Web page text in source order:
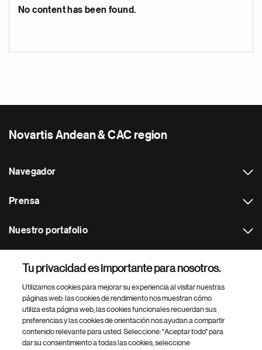
No content has been found.
Novartis Andean & CAC region
Navegador
Prensa
Nuestro portafolio
Footer Site Search
Tu privacidad es importante para nosotros.
Utilizamos cookies para mejorar su experiencia al visitar nuestras
páginas web: las cookies de rendimiento nos muestran cómo
utiliza esta página web, las cookies funcionales recuerdan sus
preferencias y las cookies de orientación nos ayudan a compartir
contenido relevante para usted. Seleccione: "Aceptar todo" para
dar su consentimiento a todas las cookies, seleccione